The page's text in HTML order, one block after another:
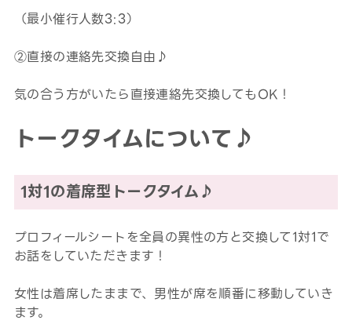
（最小催行人数3:3）
②直接の連絡先交換自由♪
気の合う方がいたら直接連絡先交換してもOK！
トークタイムについて♪
1対1の着席型トークタイム♪
プロフィールシートを全員の異性の方と交換して1対1で
お話をしていただきます！
女性は着席したままで、男性が席を順番に移動していき
ます。